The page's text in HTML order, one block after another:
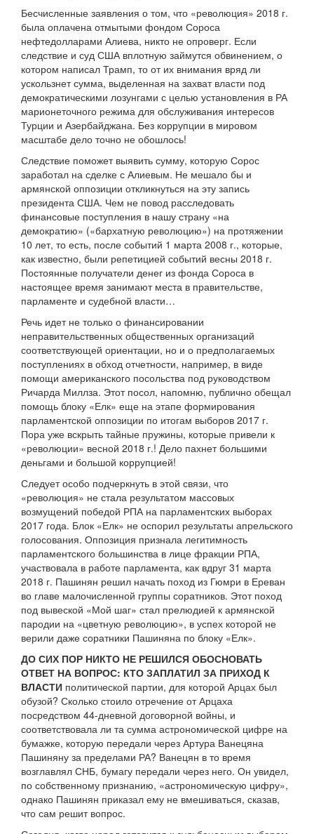
Бесчисленные заявления о том, что «революция» 2018 г.
была оплачена отмытыми фондом Сороса
нефтедолларами Алиева, никто не опроверг. Если
следствие и суд США вплотную займутся обвинением, о
котором написал Трамп, то от их внимания вряд ли
ускользнет сумма, выделенная на захват власти под
демократическими лозунгами с целью установления в РА
марионеточного режима для обслуживания интересов
Турции и Азербайджана. Без коррупции в мировом
масштабе дело точно не обошлось!
Следствие поможет выявить сумму, которую Сорос
заработал на сделке с Алиевым. Не мешало бы и
армянской оппозиции откликнуться на эту запись
президента США. Чем не повод расследовать
финансовые поступления в нашу страну «на
демократию» («бархатную революцию») на протяжении
10 лет, то есть, после событий 1 марта 2008 г., которые,
как известно, были репетицией событий весны 2018 г.
Постоянные получатели денег из фонда Сороса в
настоящее время занимают места в правительстве,
парламенте и судебной власти…
Речь идет не только о финансировании
неправительственных общественных организаций
соответствующей ориентации, но и о предполагаемых
поступлениях в обход отчетности, например, в виде
помощи американского посольства под руководством
Ричарда Миллза. Этот посол, напомню, публично обещал
помощь блоку «Елк» еще на этапе формирования
парламентской оппозиции по итогам выборов 2017 г.
Пора уже вскрыть тайные пружины, которые привели к
«революции» весной 2018 г.! Дело пахнет большими
деньгами и большой коррупцией!
Следует особо подчеркнуть в этой связи, что
«революция» не стала результатом массовых
возмущений победой РПА на парламентских выборах
2017 года. Блок «Елк» не оспорил результаты апрельского
голосования. Оппозиция признала легитимность
парламентского большинства в лице фракции РПА,
участвовала в работе парламента, как вдруг 31 марта
2018 г. Пашинян решил начать поход из Гюмри в Ереван
во главе малочисленной группы соратников. Этот поход
под вывеской «Мой шаг» стал прелюдией к армянской
пародии на «цветную революцию», в успех которой не
верили даже соратники Пашиняна по блоку «Елк».
ДО СИХ ПОР НИКТО НЕ РЕШИЛСЯ ОБОСНОВАТЬ
ОТВЕТ НА ВОПРОС: КТО ЗАПЛАТИЛ ЗА ПРИХОД К
ВЛАСТИ политической партии, для которой Арцах был
обузой? Сколько стоило отречение от Арцаха
посредством 44-дневной договорной войны, и
соответствовала ли та сумма астрономической цифре на
бумажке, которую передали через Артура Ванецяна
Пашиняну за пределами РА? Ванецян в то время
возглавлял СНБ, бумагу передали через него. Он увидел,
по собственному признанию, «астрономическую цифру»,
однако Пашинян приказал ему не вмешиваться, сказав,
что сам решит вопрос.